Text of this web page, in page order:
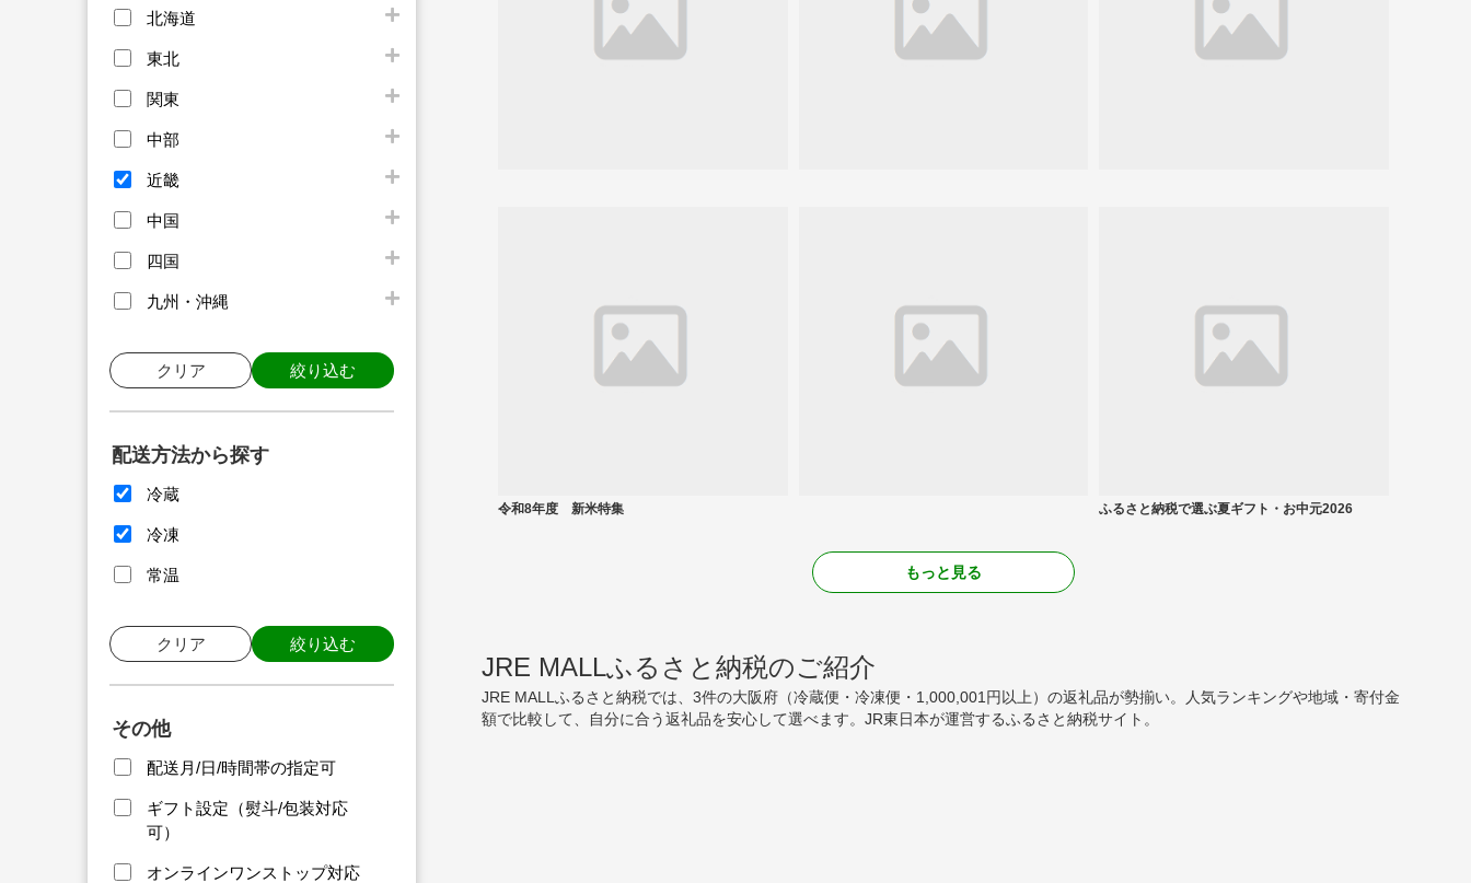
北海道
東北
関東
中部
近畿
中国
四国
九州・沖縄
クリア 絞り込む
配送方法から探す
冷蔵
冷凍
常温
クリア 絞り込む
その他
配送月/日/時間帯の指定可
ギフト設定（熨斗/包装対応
可）
オンラインワンストップ対応
令和8年度 新米特集 ふるさと納税で選ぶ夏ギフト・お中元2026
もっと見る
JRE MALLふるさと納税のご紹介
JRE MALLふるさと納税では、3件の大阪府（冷蔵便・冷凍便・1,000,001円以上）の返礼品が勢揃い。人気ランキングや地域・寄付金
額で比較して、自分に合う返礼品を安心して選べます。JR東日本が運営するふるさと納税サイト。